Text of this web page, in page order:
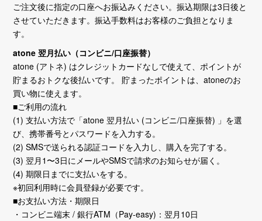
ご注文後に指定の口座へお振込みください。振込期限は3日後と
させていただきます。振込手数料はお客様のご負担となりま
す。
atone 翌月払い（コンビニ/口座振替）
atone (アトネ) はクレジットカードなしで使えて、ポイントが
貯まるおトクな後払いです。 貯まったポイントは、atoneのお
買い物に使えます。
■ご利用の流れ
(1) 支払い方法で「atone 翌月払い (コンビニ/口座振替) 」を選
び、携帯番号とパスワードを入力する。
(2) SMSで送られる認証コードを入力し、購入を完了する。
(3) 翌月1〜3日にメールやSMSで請求のお知らせが届く。
(4) 期限日までに支払いをする。
※初回利用時に会員登録が必要です。
■お支払い方法・期限日
・コンビニ端末 / 銀行ATM（Pay-easy)：翌月10日